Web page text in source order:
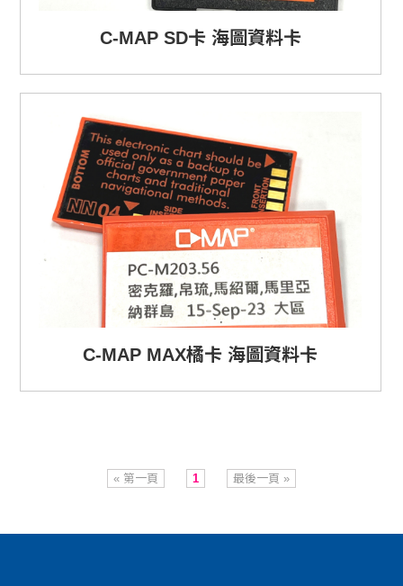
C-MAP SD卡 海圖資料卡
C-MAP MAX橘卡 海圖資料卡
« 第一頁 1 最後一頁 »